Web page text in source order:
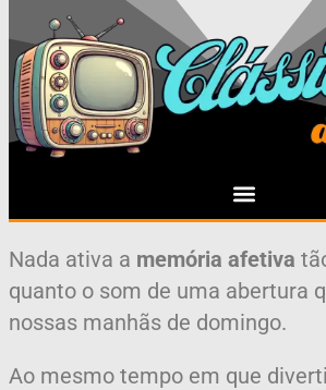
Nada ativa a memória afetiva
quanto o som de uma abertura
nossas manhãs de domingo.
Ao mesmo tempo em que